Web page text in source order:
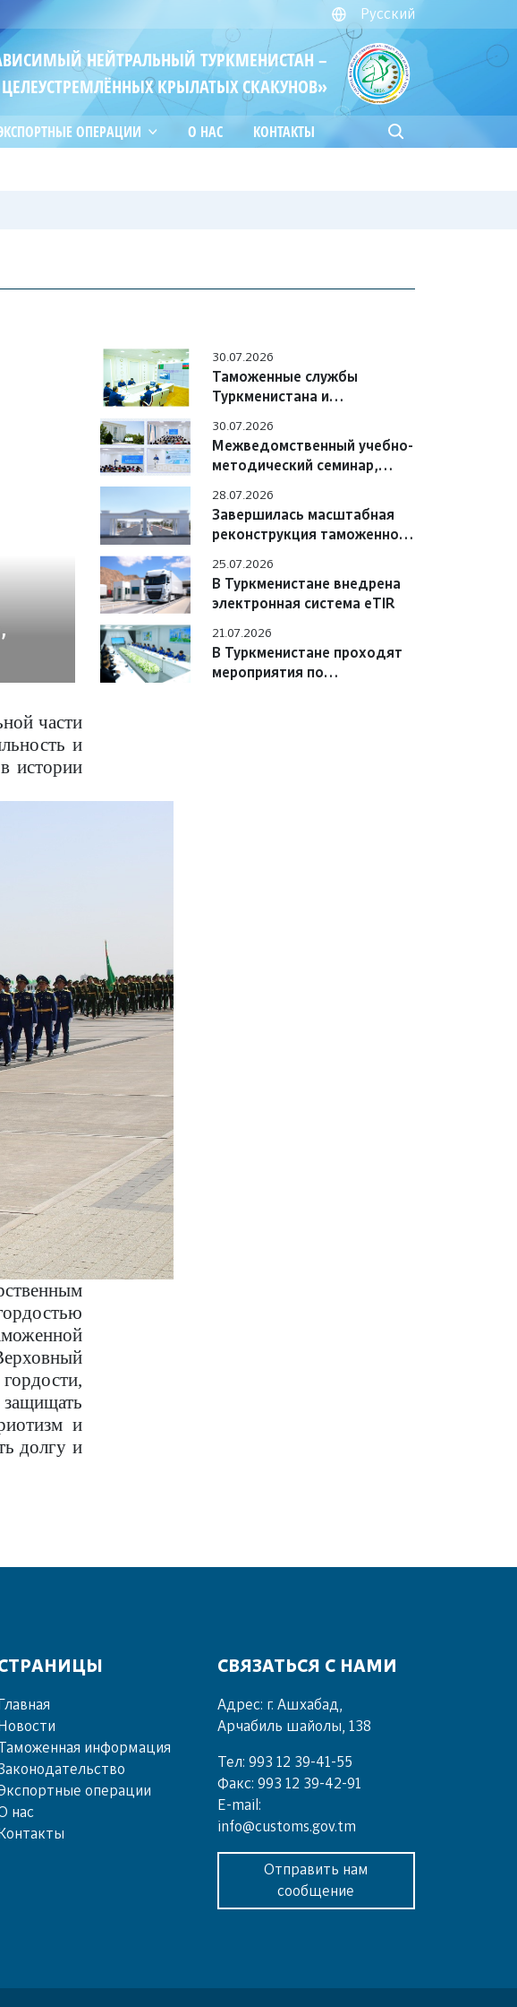
Русский
НЕЙТРАЛЬНЫЙ ТУРКМЕНИСТАН –
КРЫЛАТЫХ СКАКУНОВ»
ОПЕРАЦИИ О НАС КОНТАКТЫ
30.07.2026
Таможенные службы
Туркменистана и
вопросы практического
взаимодействия
30.07.2026
Межведомственный учебно-
методический семинар,
28.07.2026
Завершилась масштабная
реконструкция таможенного
25.07.2026
В Туркменистане внедрена
электронная система eTIR
21.07.2026
В Туркменистане проходят
мероприятия по
части
и
истории
защищать
и
долгу и
Главная
Новости
Таможенная информация
операции
нас
Контакты
СВЯЗАТЬСЯ С НАМИ
Адрес: г. Ашхабад,
Арчабиль шайолы, 138
Тел: 993 12 39-41-55
Факс: 993 12 39-42-91
E-mail:
info@customs.gov.tm
Отправить нам
сообщение